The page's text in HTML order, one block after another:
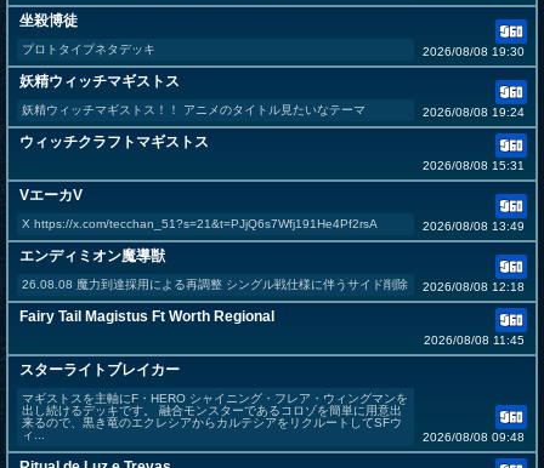
坐殺博徒
プロトタイプネタデッキ 2026/08/08 19:30
妖精ウィッチマギストス
妖精ウィッチマギストス！！ アニメのタイトル見たいなテーマ 2026/08/08 19:24
ウィッチクラフトマギストス
2026/08/08 15:31
VエーカV
X https://x.com/tecchan_51?s=21&t=PJjQ6s7Wfj191He4Pf2rsA 2026/08/08 13:49
エンディミオン魔導獣
26.08.08 魔力到達採用による再調整 シングル戦仕様に伴うサイド削除 2026/08/08 12:18
Fairy Tail Magistus Ft Worth Regional
2026/08/08 11:45
スターライトブレイカー
マギストスを主軸にF・HERO シャイニング・フレア・ウィングマンを
出し続けるデッキです。 融合モンスターであるコロゾを簡単に用意出
来るので、黒き竜のエクレシアからカルテシアをリクルートしてSFウ
ィ...
2026/08/08 09:48